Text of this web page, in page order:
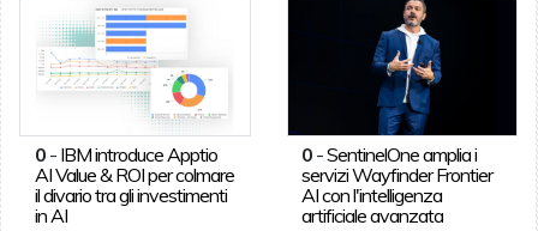
0- IBM introduce Apptio
AI Value & ROI per colmare
il divario tra gli investimenti
in AI
0 -SentinelOne amplia i
servizi Wayfinder Frontier
AI con l'intelligenza
artificiale avanzata